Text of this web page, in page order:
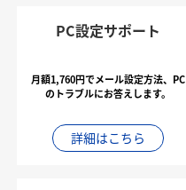
PC設定サポート
月額1,760円でメール設定方法、PC
のトラブルにお答えします。
詳細はこちら